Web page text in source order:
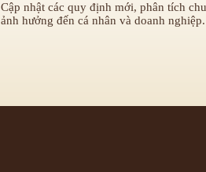
Cập nhật các quy định mới, phân tích
ảnh hưởng đến cá nhân và doanh nghiệp.